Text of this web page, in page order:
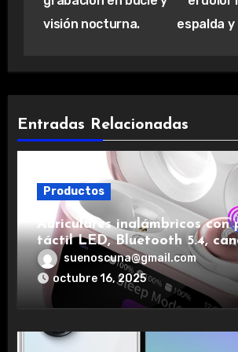
visión nocturna.
espalda
Entradas Relacionadas
Productos
Auriculares inalámbricos con
táctil LED, Bluetooth 5.4,
ruido, impermeables y de
suenoscuna@gmail.com
octubre 16, 2025